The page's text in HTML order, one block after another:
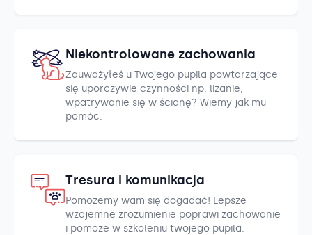
Niekontrolowane zachowania
Zauważyłeś u Twojego pupila powtarzające
się uporczywie czynności np. lizanie,
wpatrywanie się w ścianę? Wiemy jak mu
pomóc.
Tresura i komunikacja
Pomożemy wam się dogadać! Lepsze
wzajemne zrozumienie poprawi zachowanie
i pomoże w szkoleniu twojego pupila.